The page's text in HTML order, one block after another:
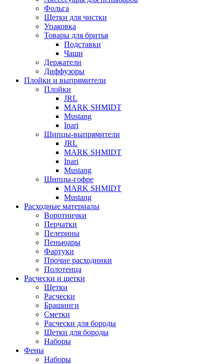
Фольга
Щетки для чистки
Упаковка
Товары для бритья
Подставки
Чаши
Держатели
Диффузоры
Плойки и выпрямители
Плойки
JRL
MARK SHMIDT
Mustang
Inari
Щипцы-выпрямители
JRL
MARK SHMIDT
Inari
Mustang
Щипцы-гофре
MARK SHMIDT
Mustang
Расходные материалы
Воротнички
Перчатки
Пелерины
Пеньюары
Фартуки
Прочие расходники
Полотенца
Расчески и щетки
Щетки
Расчески
Брашинги
Сметки
Расчески для бороды
Щетки для бороды
Наборы
Фены
Наборы